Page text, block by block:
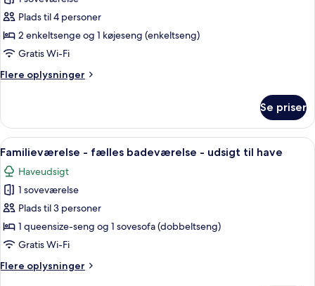
Værelse
til
4
-
Plads til 4 personer
2 enkeltsenge og 1 køjeseng (enkeltseng)
Gratis Wi-Fi
Flere oplysninger
Flere
til
4
personer
privat
badeværelse
Se priser
Indlæs
alle
billeder
af
Familieværelse
-
fælles
-
En dobbeltseng med to puder, et
2
Familieværelse - fælles badeværelse - udsigt til have
Haveudsigt
1 soveværelse
Plads til 3 personer
1 queensize-seng og 1 sovesofa (dobbeltseng)
Gratis Wi-Fi
Flere oplysninger
Flere